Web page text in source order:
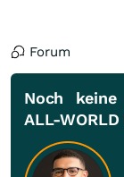
Forum
Noch keine
ALL-WORLD